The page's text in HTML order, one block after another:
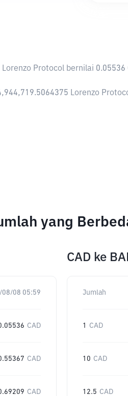
Protocol bernilai
Lorenzo
yang
08/08 05:59
CAD
CAD
CAD
CAD ke
Jumlah
1 CAD
10 CAD
12.5 CAD